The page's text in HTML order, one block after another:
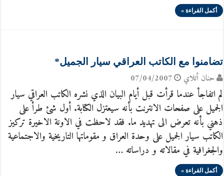
أكمل القراءة »
تضامنوا مع الكاتب العراقي سيار الجميل*
حنان أتلاي 07/04/2007
لم اتفاجأ عندما قرأت قبل أيام البيان الذي نشره الكاتب العراقي سيار
الجميل على صفحات الانترنت بأنه سيعتزل الكتابة. أول شئ طرأ على
ذهني بأنه تعرض الى تهديد ما. فقد لاحظت في الاونة الاخيرة تركيز
الكاتب سيار الجميل على وحدة العراق و مقوماتها التاريخية والاجتماعية
والجغرافية في مقالاته و دراساته …
أكمل القراءة »